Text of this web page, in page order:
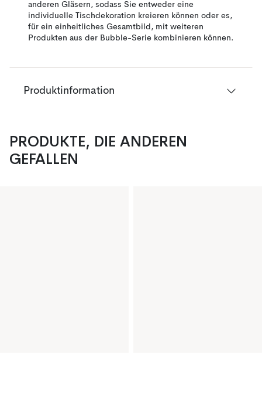
anderen Gläsern, sodass Sie entweder eine
individuelle Tischdekoration kreieren können oder es,
für ein einheitliches Gesamtbild, mit weiteren
Produkten aus der Bubble-Serie kombinieren können.
Produktinformation
PRODUKTE, DIE ANDEREN
GEFALLEN